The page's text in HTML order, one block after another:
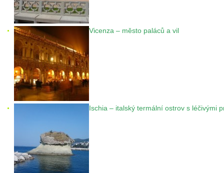
Vicenza – město paláců a vil
Ischia – italský termální ostrov s léčivými